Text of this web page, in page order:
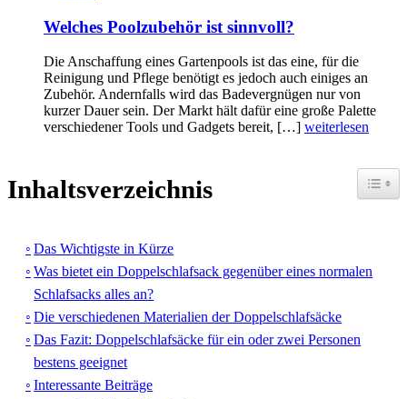
Welches Poolzubehör ist sinnvoll?
Die Anschaffung eines Gartenpools ist das eine, für die
Reinigung und Pflege benötigt es jedoch auch einiges an
Zubehör. Andernfalls wird das Badevergnügen nur von
kurzer Dauer sein. Der Markt hält dafür eine große Palette
verschiedener Tools und Gadgets bereit, […] weiterlesen
Inhaltsverzeichnis
Das Wichtigste in Kürze
Was bietet ein Doppelschlafsack gegenüber eines normalen
Schlafsacks alles an?
Die verschiedenen Materialien der Doppelschlafsäcke
Das Fazit: Doppelschlafsäcke für ein oder zwei Personen
bestens geeignet
Interessante Beiträge